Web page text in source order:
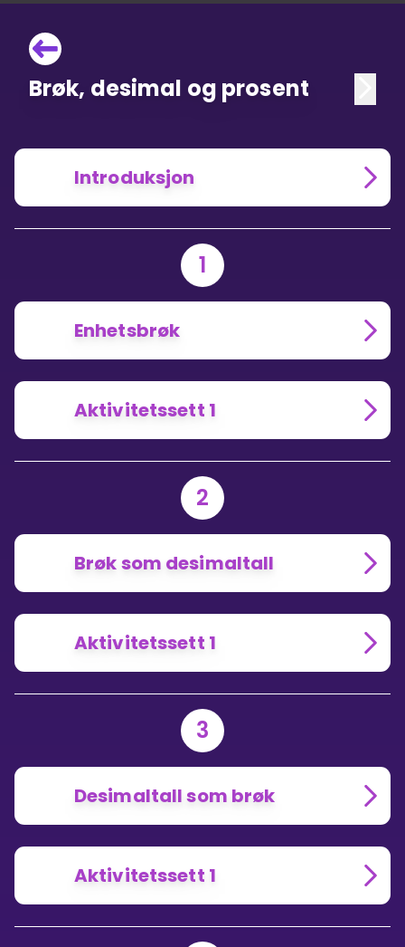
Brøk, desimal og prosent
Introduksjon
1
Enhetsbrøk
Aktivitetssett 1
2
Brøk som desimaltall
Aktivitetssett 1
3
Desimaltall som brøk
Aktivitetssett 1